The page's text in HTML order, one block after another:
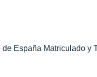
España Matriculado y